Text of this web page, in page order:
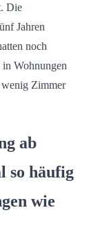
Die
Jahren
noch
in Wohnungen
wenig Zimmer
ab
so häufig
wie